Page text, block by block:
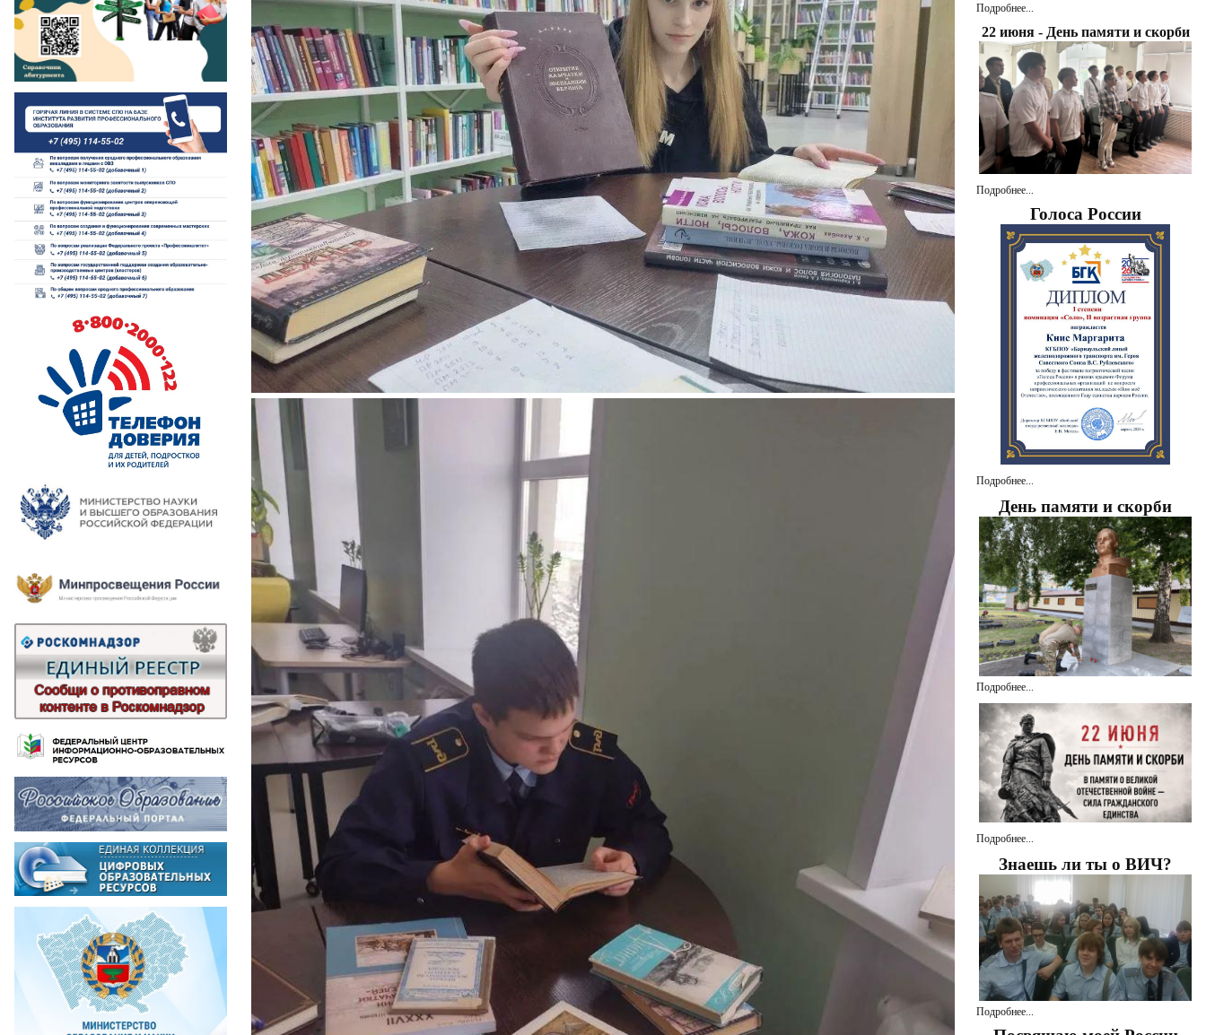
Подробнее...
22 июня - День памяти и скорби
Подробнее...
Голоса России
Подробнее...
День памяти и скорби
Подробнее...
Подробнее...
Знаешь ли ты о ВИЧ?
Подробнее...